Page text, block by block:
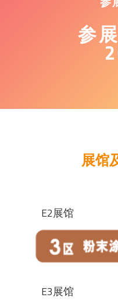
参
展馆
E2展馆
E3展馆